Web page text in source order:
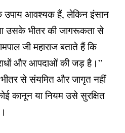
उपाय आवश्यक हैं, लेकिन इंसान
उसके भीतर की जागरूकता से
जी महाराज बताते हैं कि
और आपदाओं की जड़ है।”
से संयमित और जागृत नहीं
कानून या नियम उसे सुरक्षित